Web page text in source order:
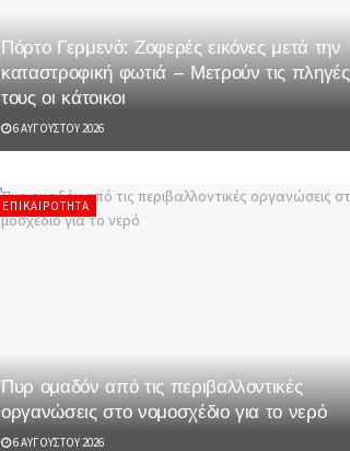
Πόρτο Γερμενό: Ζοφερές εικόνες μετά την
καταστροφική φωτιά – Μετρούν τις πληγές
τους οι κάτοικοι
6 ΑΥΓΟΎΣΤΟΥ 2026
ΕΠΙΚΑΙΡΌΤΗΤΑ
Πυρ ομαδόν από τις περιβαλλοντικές
οργανώσεις στο νομοσχέδιο για το νερό
6 ΑΥΓΟΎΣΤΟΥ 2026